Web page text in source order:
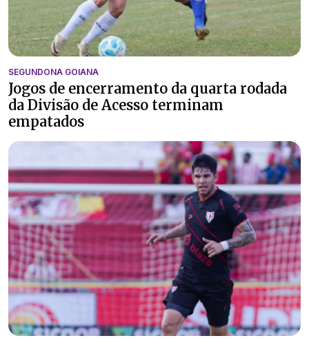
SEGUNDONA GOIANA
Jogos de encerramento da quarta rodada
da Divisão de Acesso terminam
empatados